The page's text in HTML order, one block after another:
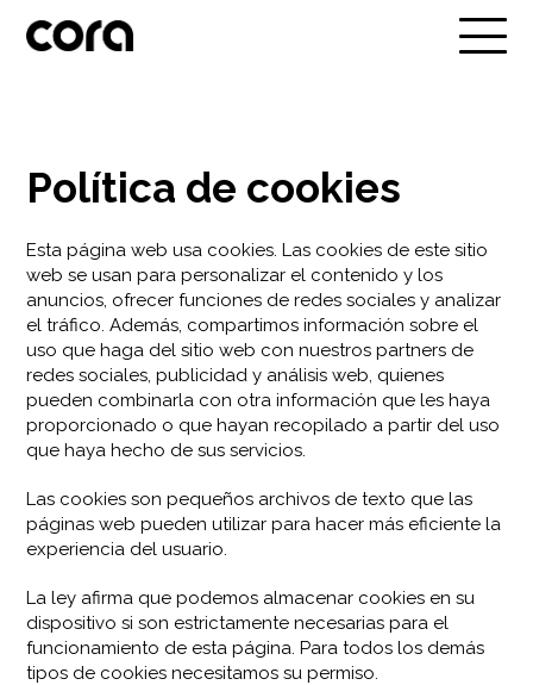
Política de cookies
Esta página web usa cookies. Las cookies de este sitio
web se usan para personalizar el contenido y los
anuncios, ofrecer funciones de redes sociales y analizar
el tráfico. Además, compartimos información sobre el
uso que haga del sitio web con nuestros partners de
redes sociales, publicidad y análisis web, quienes
pueden combinarla con otra información que les haya
proporcionado o que hayan recopilado a partir del uso
que haya hecho de sus servicios.
Las cookies son pequeños archivos de texto que las
páginas web pueden utilizar para hacer más eficiente la
experiencia del usuario.
La ley afirma que podemos almacenar cookies en su
dispositivo si son estrictamente necesarias para el
funcionamiento de esta página. Para todos los demás
tipos de cookies necesitamos su permiso.